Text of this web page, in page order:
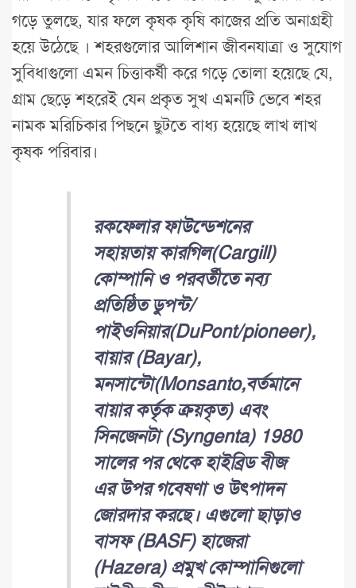
গড়ে তুলছে, যার ফলে কৃষক কৃষি কাজের প্রতি অনাগ্রহী
হয়ে উঠেছে । শহরগুলোর আলিশান জীবনযাত্রা ও সুযোগ
সুবিধাগুলো এমন চিত্তাকর্ষী করে গড়ে তোলা হয়েছে যে,
গ্রাম ছেড়ে শহরেই যেন প্রকৃত সুখ এমনটি ভেবে শহর
নামক মরিচিকার পিছনে ছুটতে বাধ্য হয়েছে লাখ লাখ
কৃষক পরিবার।
রকফেলার ফাউন্ডেশনের
সহায়তায় কারগিল(Cargill)
কোম্পানি ও পরবর্তীতে নব্য
প্রতিষ্ঠিত ডুপন্ট/
পাইওনিয়ার(DuPont/pioneer),
বায়ার (Bayar),
মনসান্টো(Monsanto,বর্তমানে
বায়ার কর্তৃক ক্রয়কৃত) এবং
সিনজেনটা (Syngenta) 1980
সালের পর থেকে হাইব্রিড বীজ
এর উপর গবেষণা ও উৎপাদন
জোরদার করছে। এগুলো ছাড়াও
বাসফ (BASF) হাজেরা
(Hazera) প্রমুখ কোম্পানিগুলো